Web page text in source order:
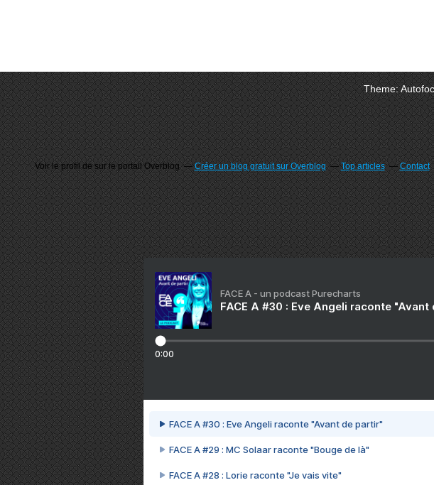
Theme:
Voir le profil desur le portail Overblog Créer un blog gratuit sur Overblog Top articles Contact
FACE A - un podcast Purecharts
FACE A #30 : Eve Angeli raconte "Avant
0:00
FACE A #30 : Eve Angeli raconte "Avant de partir"
FACE A #29 : MC Solaar raconte "Bouge de là"
FACE A #28 : Lorie raconte "Je vais vite"